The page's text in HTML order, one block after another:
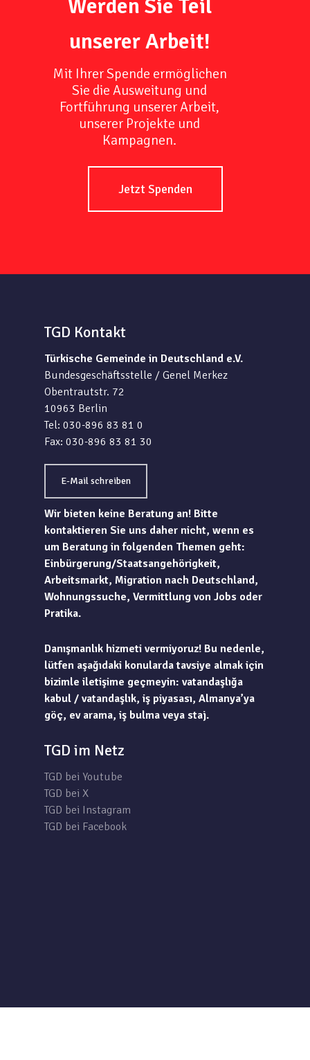
Werden Sie Teil
unserer Arbeit!
Mit Ihrer Spende ermöglichen
Sie die Ausweitung und
Fortführung unserer Arbeit,
unserer Projekte und
Kampagnen.
Jetzt Spenden
TGD Kontakt
Türkische Gemeinde in Deutschland e.V.
Bundesgeschäftsstelle / Genel Merkez
Obentrautstr. 72
10963 Berlin
Tel: 030-896 83 81 0
Fax: 030-896 83 81 30
E-Mail schreiben
Wir bieten keine Beratung an! Bitte
kontaktieren Sie uns daher nicht, wenn es
um Beratung in folgenden Themen geht:
Einbürgerung/Staatsangehörigkeit,
Arbeitsmarkt, Migration nach Deutschland,
Wohnungssuche, Vermittlung von Jobs oder
Pratika.
Danışmanlık hizmeti vermiyoruz! Bu nedenle,
lütfen aşağıdaki konularda tavsiye almak için
bizimle iletişime geçmeyin: vatandaşlığa
kabul / vatandaşlık, iş piyasası, Almanya’ya
göç, ev arama, iş bulma veya staj.
TGD im Netz
TGD bei Youtube
TGD bei X
TGD bei Instagram
TGD bei Facebook